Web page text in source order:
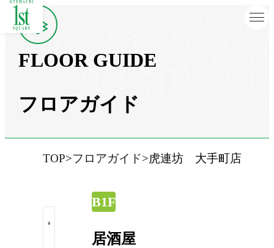
FLOOR GUIDE
フロアガイド
TOP フロアガイド 虎連坊 大手町店
B1F
居酒屋